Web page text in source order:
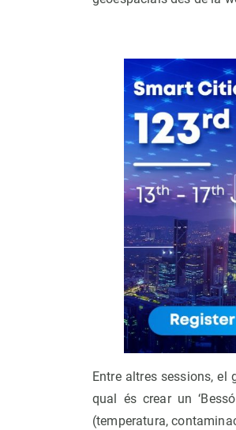
Entre altres sessions,
qual és crear un
(temperatura,